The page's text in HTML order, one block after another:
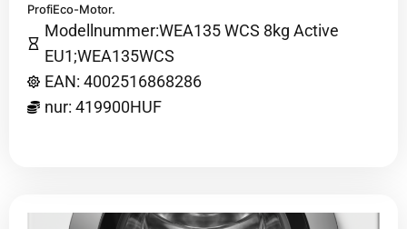
ProfiEco-Motor.
Modellnummer:WEA135 WCS 8kg Active
EU1;WEA135WCS
EAN: 4002516868286
nur: 419900HUF